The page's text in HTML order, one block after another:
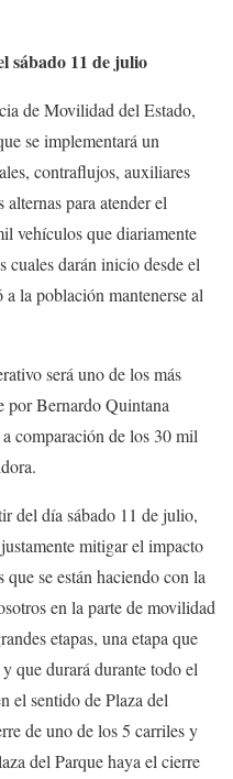
sábado 11 de julio
de Movilidad del Estado,
se implementará un
contraflujos, auxiliares
para atender el
vehículos que diariamente
darán inicio desde el
la población mantenerse al
será uno de los más
por Bernardo Quintana
comparación de los 30 mil
del día sábado 11 de julio,
mitigar el impacto
se están haciendo con la
en la parte de movilidad
etapas, una etapa que
que durará durante todo el
el sentido de Plaza del
de uno de los 5 carriles y
del Parque haya el cierre